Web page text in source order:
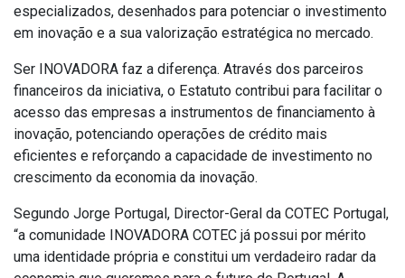
especializados, desenhados para potenciar o investimento
em inovação e a sua valorização estratégica no mercado.
Ser INOVADORA faz a diferença. Através dos parceiros
financeiros da iniciativa, o Estatuto contribui para facilitar o
acesso das empresas a instrumentos de financiamento à
inovação, potenciando operações de crédito mais
eficientes e reforçando a capacidade de investimento no
crescimento da economia da inovação.
Segundo Jorge Portugal, Director-Geral da COTEC Portugal,
“a comunidade INOVADORA COTEC já possui por mérito
uma identidade própria e constitui um verdadeiro radar da